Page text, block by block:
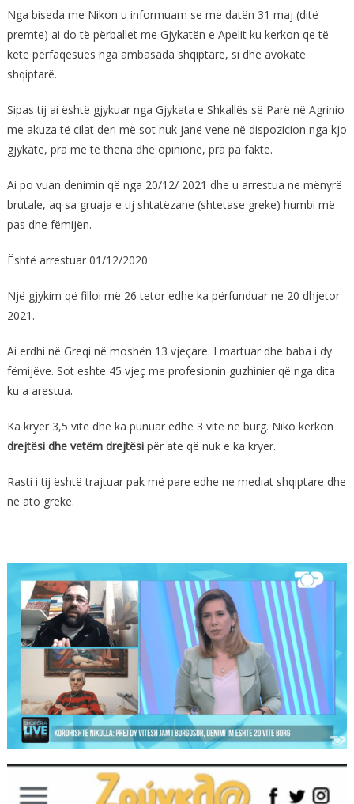
Nga biseda me Nikon u informuam se me datën 31 maj (ditë
premte) ai do të përballet me Gjykatën e Apelit ku kerkon qe të
ketë përfaqësues nga ambasada shqiptare, si dhe avokatë
shqiptarë.
Sipas tij ai është gjykuar nga Gjykata e Shkallës së Parë në Agrinio
me akuza të cilat deri më sot nuk janë vene në dispozicion nga kjo
gjykatë, pra me te thena dhe opinione, pra pa fakte.
Ai po vuan denimin që nga 20/12/ 2021 dhe u arrestua ne mënyrë
brutale, aq sa gruaja e tij shtatëzane (shtetase greke) humbi më
pas dhe fëmijën.
Është arrestuar 01/12/2020
Një gjykim që filloi më 26 tetor edhe ka përfunduar ne 20 dhjetor
2021.
Ai erdhi në Greqi në moshën 13 vjeçare. I martuar dhe baba i dy
fëmijëve. Sot eshte 45 vjeç me profesionin guzhinier që nga dita
ku a arestua.
Ka kryer 3,5 vite dhe ka punuar edhe 3 vite ne burg. Niko kërkon
drejtësi dhe vetëm drejtësipër ate që nuk e ka kryer.
Rasti i tij është trajtuar pak më pare edhe ne mediat shqiptare dhe
ne ato greke.